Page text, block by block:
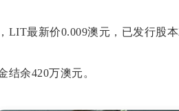
LIT最新价0.009澳元，已发行股本
结余420万澳元。